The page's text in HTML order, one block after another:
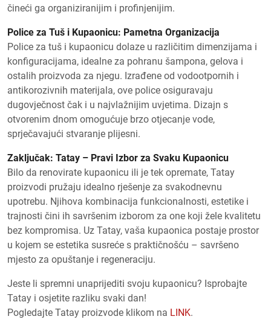
čineći ga organiziranijim i profinjenijim.
Police za Tuš i Kupaonicu: Pametna Organizacija
Police za tuš i kupaonicu dolaze u različitim dimenzijama i
konfiguracijama, idealne za pohranu šampona, gelova i
ostalih proizvoda za njegu. Izrađene od vodootpornih i
antikorozivnih materijala, ove police osiguravaju
dugovječnost čak i u najvlažnijim uvjetima. Dizajn s
otvorenim dnom omogućuje brzo otjecanje vode,
sprječavajući stvaranje plijesni.
Zaključak: Tatay – Pravi Izbor za Svaku Kupaonicu
Bilo da renovirate kupaonicu ili je tek opremate, Tatay
proizvodi pružaju idealno rješenje za svakodnevnu
upotrebu. Njihova kombinacija funkcionalnosti, estetike i
trajnosti čini ih savršenim izborom za one koji žele kvalitetu
bez kompromisa. Uz Tatay, vaša kupaonica postaje prostor
u kojem se estetika susreće s praktičnošću – savršeno
mjesto za opuštanje i regeneraciju.
Jeste li spremni unaprijediti svoju kupaonicu? Isprobajte
Tatay i osjetite razliku svaki dan!
Pogledajte Tatay proizvode klikom na LINK.